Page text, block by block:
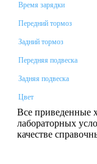
Время зарядки
Передний тормоз
Задний тормоз
Передняя подвеска
Задняя подвеска
Цвет
Все приведенные
лабораторных
качестве